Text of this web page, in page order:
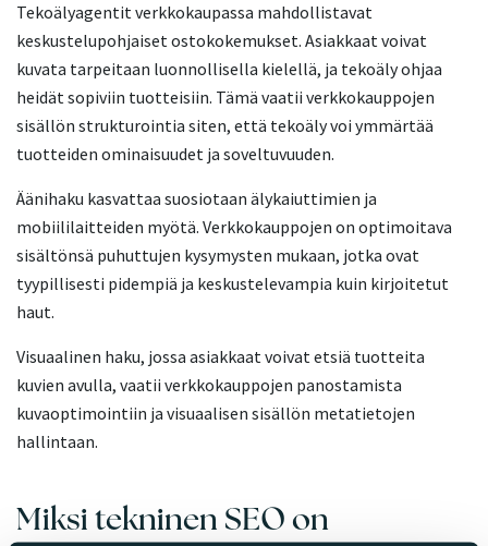
Tekoälyagentit verkkokaupassa mahdollistavat
keskustelupohjaiset ostokokemukset. Asiakkaat voivat
kuvata tarpeitaan luonnollisella kielellä, ja tekoäly ohjaa
heidät sopiviin tuotteisiin. Tämä vaatii verkkokauppojen
sisällön strukturointia siten, että tekoäly voi ymmärtää
tuotteiden ominaisuudet ja soveltuvuuden.
Äänihaku kasvattaa suosiotaan älykaiuttimien ja
mobiililaitteiden myötä. Verkkokauppojen on optimoitava
sisältönsä puhuttujen kysymysten mukaan, jotka ovat
tyypillisesti pidempiä ja keskustelevampia kuin kirjoitetut
haut.
Visuaalinen haku, jossa asiakkaat voivat etsiä tuotteita
kuvien avulla, vaatii verkkokauppojen panostamista
kuvaoptimointiin ja visuaalisen sisällön metatietojen
hallintaan.
Miksi tekninen SEO on